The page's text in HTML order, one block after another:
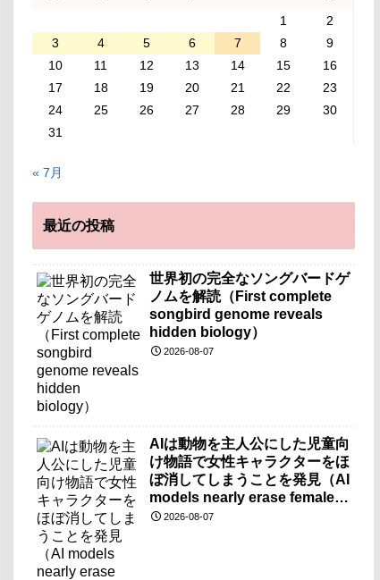
1
2
3
4 5 6 7 8
9
10
11 12 13 14 15
16
17
18 19 20 21 22
23
24
25 26 27 28 29
30
31
« 7月
最近の投稿
世界初の完全なソングバードゲ
ノムを解読（First complete
songbird genome reveals
hidden biology）
2026-08-07
AIは動物を主人公にした児童向
け物語で女性キャラクターをほ
ぼ消してしまうことを発見（AI
models nearly erase female
characters when they write
2026-08-07